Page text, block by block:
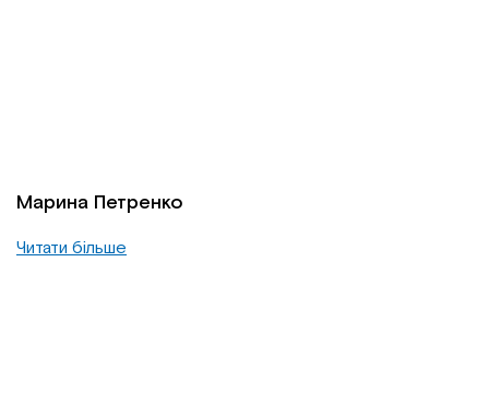
Марина Петренко
Читати більше